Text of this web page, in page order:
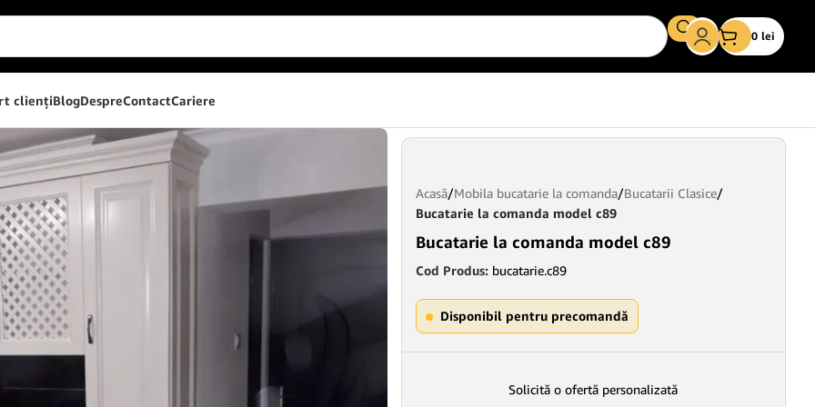
0 lei
clienţiBlogDespreContactCariere
Acasă/Mobila bucatarie la comanda/Bucatarii Clasice/
Bucatarie la comanda model c89
Bucatarie la comanda model c89
Cod Produs: bucatarie.c89
Disponibil pentru precomandă
Solicită o ofertă personalizată